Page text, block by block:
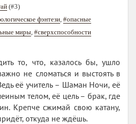
(#3)
фэнтези #опасные
миры #сверхспособности
то, что, казалось бы, ушло
не сломаться и выстоять в
её учитель – Шаман Ночи, её
телом, её цель – брак, где
Крепче сжимай свою катану,
откуда не ждёшь.